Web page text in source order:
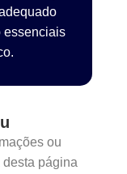
essenciais
ou
página